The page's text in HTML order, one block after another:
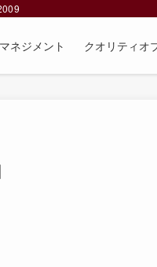
ネジメント クオリティオ